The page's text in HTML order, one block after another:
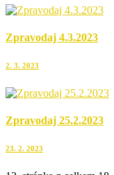
Zpravodaj 4.3.2023
2. 3. 2023
Zpravodaj 25.2.2023
23. 2. 2023